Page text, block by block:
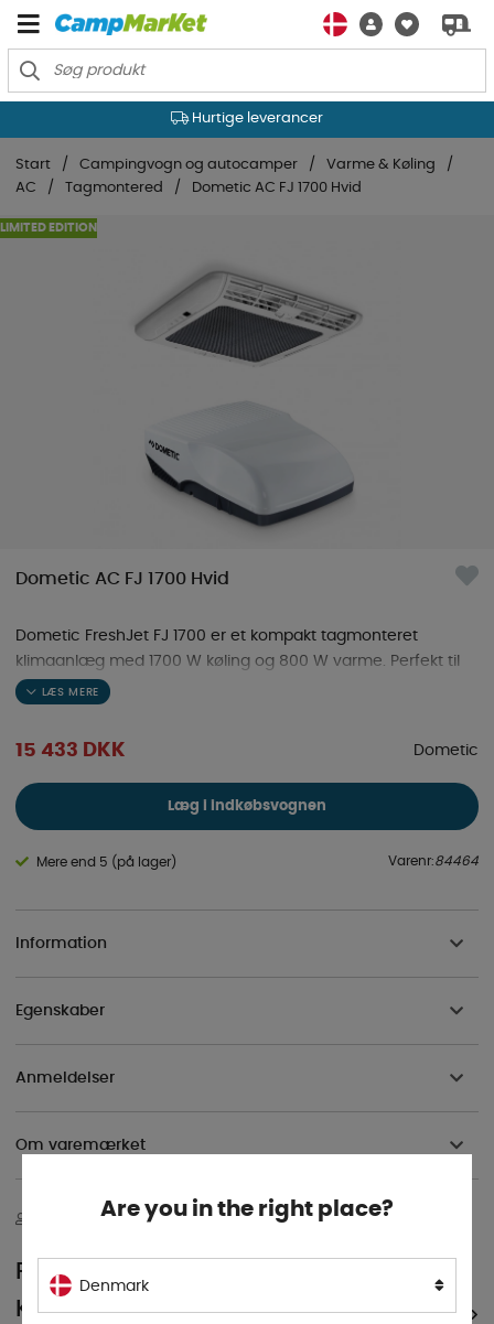
Hurtige leverancer
Start Campingvogn og autocamper
Varme & Køling
AC
Tagmontered Dometic AC FJ 1700 Hvid
LIMITED EDITION
Dometic AC FJ 1700 Hvid
Dometic FreshJet FJ 1700 er et kompakt tagmonteret
klimaanlæg med 1700 W køling og 800 W varme. Perfekt til
autocamper og campingvogn op til 6 meter.
15 433 DKK Dometic
Læg i indkøbsvognen
Mere end 5 (på lager) Varenr:84464
Information
Egenskaber
Anmeldelser
Om varemærket
Kybdigt Personale 30 dages åbent køp Over 50 års erfaring
POPULÆR I SAMME
KATEGORI
SE ALLE PRODUKTER
Are you in the right place?
Denmark